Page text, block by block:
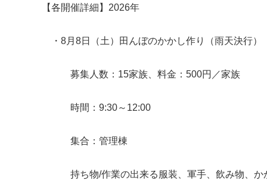
【各開催詳細】2026年
・8月8日（土）田んぼのかかし作り（雨天決行）
募集人数：15家族、料金：500円／家族
時間：9:30～12:00
集合：管理棟
持ち物/作業の出来る服装、軍手、飲み物、か